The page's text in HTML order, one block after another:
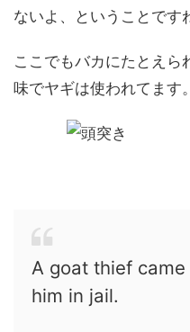
ないよ、ということです
ここでもバカにたとえら
味でヤギは使われてます。
A goat thief
him in jail.